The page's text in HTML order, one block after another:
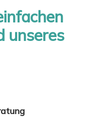
unseres